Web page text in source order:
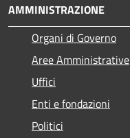
AMMINISTRAZIONE
Organi di Governo
Aree Amministrative
Uffici
Enti e fondazioni
Politici